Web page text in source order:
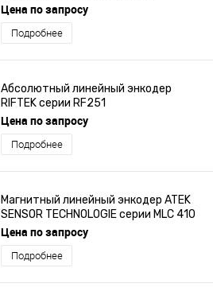
Цена по запросу
Подробнее
Абсолютный линейный энкодер
RIFTEK серии RF251
Цена по запросу
Подробнее
Магнитный линейный энкодер ATEK
SENSOR TECHNOLOGIE серии MLC 410
Цена по запросу
Подробнее